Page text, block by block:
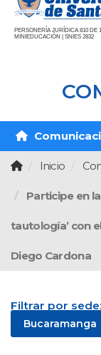
PERSONERÍA JURÍDICA 810 DE
MINIEDUCACIÓN | SNIES 2832
Inicio
Participe en
tautología’ con
Diego Cardona
Filtrar por sede:
Bucaramanga